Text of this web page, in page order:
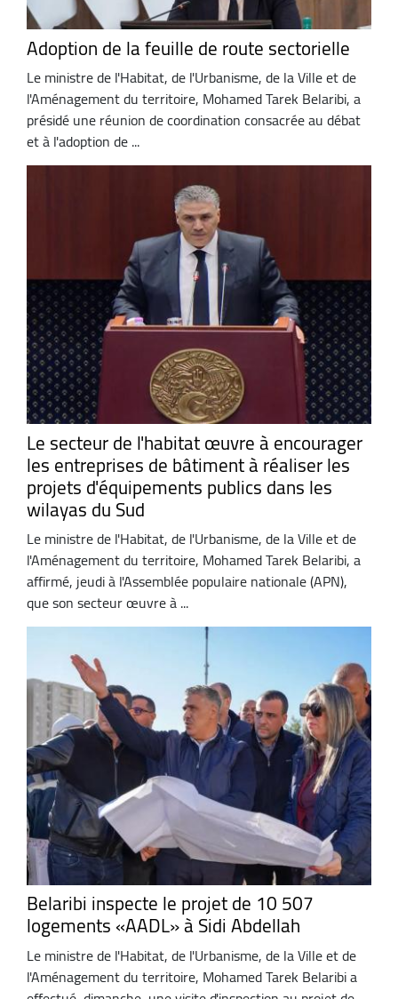
Adoption de la feuille de route sectorielle
Le ministre de l'Habitat, de l'Urbanisme, de la Ville et de
l'Aménagement du territoire, Mohamed Tarek Belaribi, a
présidé une réunion de coordination consacrée au débat
et à l'adoption de ...
Le secteur de l'habitat œuvre à encourager
les entreprises de bâtiment à réaliser les
projets d'équipements publics dans les
wilayas du Sud
Le ministre de l'Habitat, de l'Urbanisme, de la Ville et de
l'Aménagement du territoire, Mohamed Tarek Belaribi, a
affirmé, jeudi à l'Assemblée populaire nationale (APN),
que son secteur œuvre à ...
Belaribi inspecte le projet de 10 507
logements «AADL» à Sidi Abdellah
Le ministre de l'Habitat, de l'Urbanisme, de la Ville et de
l'Aménagement du territoire, Mohamed Tarek Belaribi a